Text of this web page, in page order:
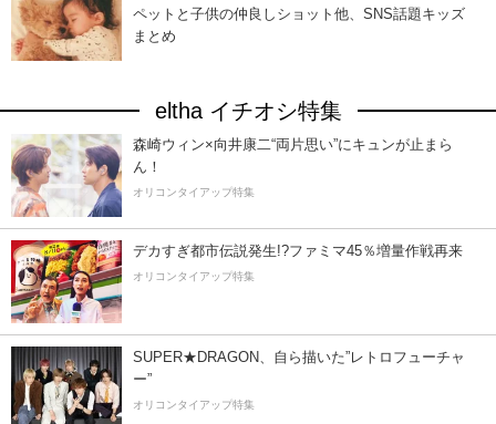
ペットと子供の仲良しショット他、SNS話題キッズ
まとめ
eltha イチオシ特集
森崎ウィン×向井康二“両片思い”にキュンが止まら
ん！
オリコンタイアップ特集
デカすぎ都市伝説発生!?ファミマ45％増量作戦再来
オリコンタイアップ特集
SUPER★DRAGON、自ら描いた”レトロフューチャ
ー”
オリコンタイアップ特集